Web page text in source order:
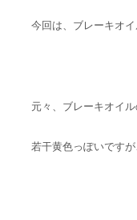
今回は、ブレーキオ
元々、ブレーキオイル
若干黄色っぽいです